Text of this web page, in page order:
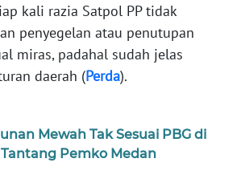
kali razia Satpol PP tidak
penyegelan atau penutupan
miras, padahal sudah jelas
daerah (Perda).
Mewah Tak Sesuai PBG di
Pemko Medan